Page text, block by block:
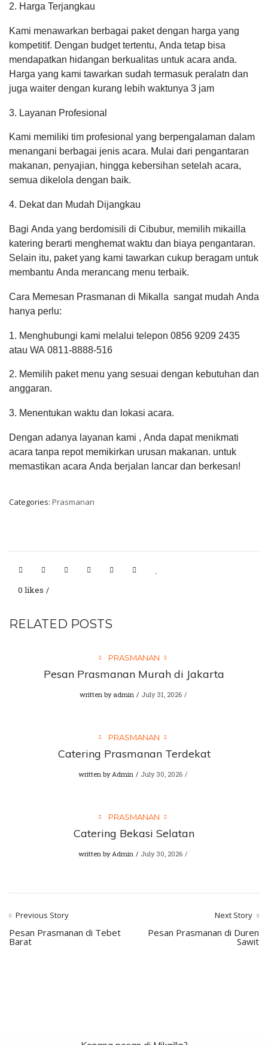
2. Harga Terjangkau
Kami menawarkan berbagai paket dengan harga yang
kompetitif. Dengan budget tertentu, Anda tetap bisa
mendapatkan hidangan berkualitas untuk acara anda.
Harga yang kami tawarkan sudah termasuk peralatn dan
juga waiter dengan kurang lebih waktunya 3 jam
3. Layanan Profesional
Kami memiliki tim profesional yang berpengalaman dalam
menangani berbagai jenis acara. Mulai dari pengantaran
makanan, penyajian, hingga kebersihan setelah acara,
semua dikelola dengan baik.
4. Dekat dan Mudah Dijangkau
Bagi Anda yang berdomisili di Cibubur, memilih mikailla
katering berarti menghemat waktu dan biaya pengantaran.
Selain itu, paket yang kami tawarkan cukup beragam untuk
membantu Anda merancang menu terbaik.
Cara Memesan Prasmanan di Mikalla sangat mudah Anda
hanya perlu:
1. Menghubungi kami melalui telepon 0856 9209 2435
atau WA 0811-8888-516
2. Memilih paket menu yang sesuai dengan kebutuhan dan
anggaran.
3. Menentukan waktu dan lokasi acara.
Dengan adanya layanan kami , Anda dapat menikmati
acara tanpa repot memikirkan urusan makanan. untuk
memastikan acara Anda berjalan lancar dan berkesan!
Categories: Prasmanan
0 likes
RELATED POSTS
PRASMANAN
Pesan Prasmanan Murah di Jakarta
written by admin July 31, 2026
PRASMANAN
Catering Prasmanan Terdekat
written by Admin July 30, 2026
PRASMANAN
Catering Bekasi Selatan
written by Admin July 30, 2026
Previous Story
Pesan Prasmanan di Tebet
Barat
Next Story
Pesan Prasmanan di Duren
Sawit